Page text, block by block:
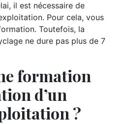
il est nécessaire de
Pour cela, vous
Toutefois, la
ne dure pas plus de 7
formation
d’un
?